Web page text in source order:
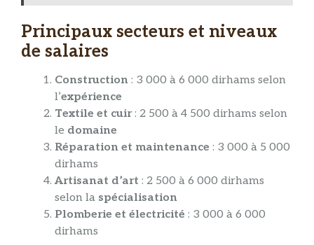
Principaux secteurs et niveaux
de salaires
Construction : 3 000 à 6 000 dirhams selon
l’expérience
Textile et cuir: 2 500 à 4 500 dirhams selon
le domaine
Réparation et maintenance : 3 000 à 5 000
dirhams
Artisanat d’art : 2 500 à 6 000 dirhams
selon la spécialisation
Plomberie et électricité : 3 000 à 6 000
dirhams